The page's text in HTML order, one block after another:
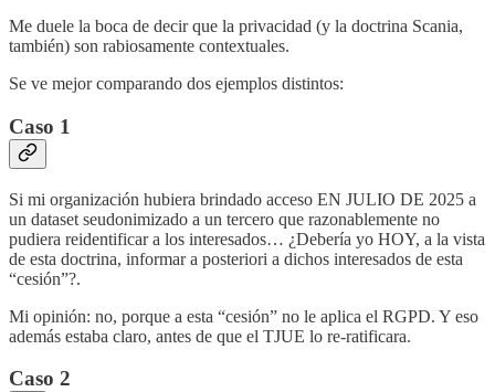
Me duele la boca de decir que la privacidad (y la doctrina Scania,
también) son rabiosamente contextuales.
Se ve mejor comparando dos ejemplos distintos:
Caso 1
Si mi organización hubiera brindado acceso EN JULIO DE 2025 a
un dataset seudonimizado a un tercero que razonablemente no
pudiera reidentificar a los interesados… ¿Debería yo HOY, a la vista
de esta doctrina, informar a posteriori a dichos interesados de esta
“cesión”?.
Mi opinión: no, porque a esta “cesión” no le aplica el RGPD. Y eso
además estaba claro, antes de que el TJUE lo re-ratificara.
Caso 2